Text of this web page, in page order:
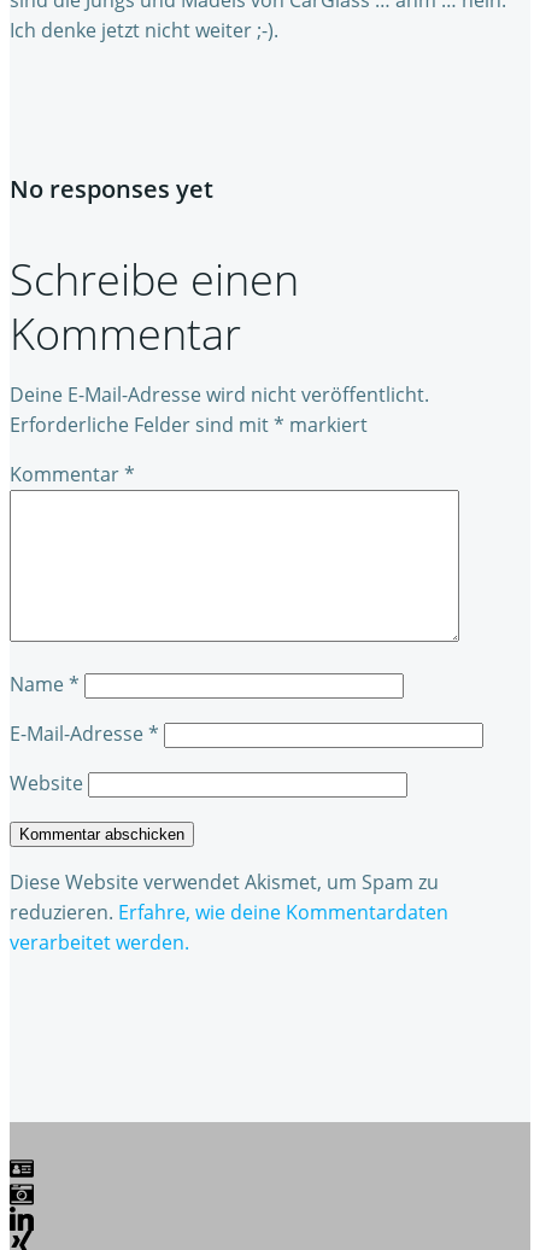
Ich denke jetzt nicht weiter ;-).
No responses yet
Schreibe einen
Kommentar
Deine E-Mail-Adresse wird nicht veröffentlicht.
Erforderliche Felder sind mit* markiert
Kommentar*
Name*
E-Mail-Adresse*
Website
Diese Website verwendet Akismet, um Spam zu
reduzieren. Erfahre, wie deine Kommentardaten
verarbeitet werden.